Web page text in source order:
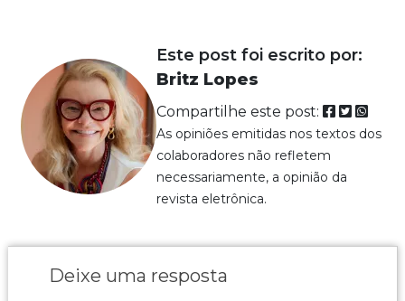
Este post foi escrito por:
Britz Lopes
Compartilhe este post:
As opiniões emitidas nos textos dos
colaboradores não refletem
necessariamente, a opinião da
revista eletrônica.
Deixe uma resposta